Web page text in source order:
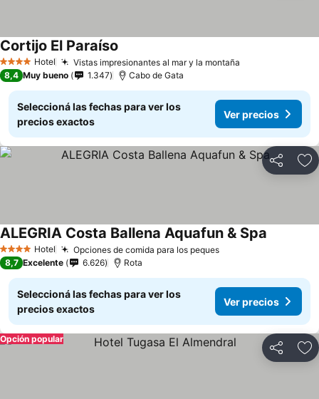
4 EstrellasHotel Vistas impresionantes al mar y la montaña
Cortijo El Paraíso
8,4 Muy bueno 1.347 Cabo de Gata
Seleccioná las fechas para ver los
precios exactos
Ver precios
Compartir
4 EstrellasHotel Opciones de comida para los peques
ALEGRIA Costa Ballena Aquafun & Spa
8,7 Excelente 6.626 Rota
Seleccioná las fechas para ver los
precios exactos
Ver precios
Compartir
Opción popular